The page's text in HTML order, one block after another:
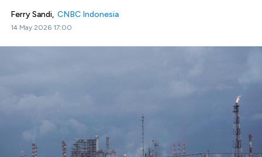
Ferry Sandi, CNBC Indonesia
14 May 2026 17:00